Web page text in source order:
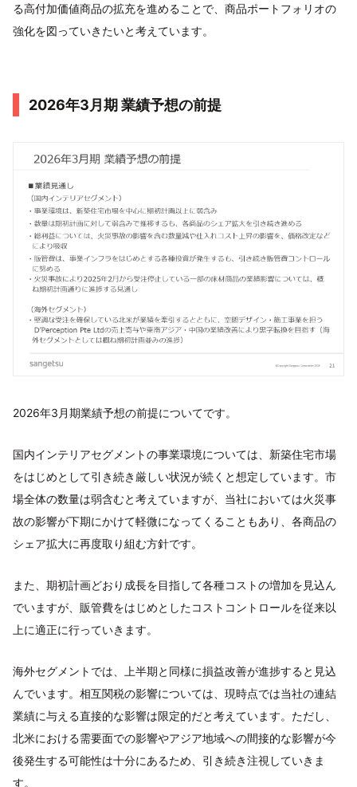
る高付加価値商品の拡充を進めることで、商品ポートフォリオの
強化を図っていきたいと考えています。
2026年3月期 業績予想の前提
2026年3月期業績予想の前提についてです。
国内インテリアセグメントの事業環境については、新築住宅市場
をはじめとして引き続き厳しい状況が続くと想定しています。市
場全体の数量は弱含むと考えていますが、当社においては火災事
故の影響が下期にかけて軽微になってくることもあり、各商品の
シェア拡大に再度取り組む方針です。
また、期初計画どおり成長を目指して各種コストの増加を見込ん
でいますが、販管費をはじめとしたコストコントロールを従来以
上に適正に行っていきます。
海外セグメントでは、上半期と同様に損益改善が進捗すると見込
んでいます。相互関税の影響については、現時点では当社の連結
業績に与える直接的な影響は限定的だと考えています。ただし、
北米における需要面での影響やアジア地域への間接的な影響が今
後発生する可能性は十分にあるため、引き続き注視していきま
す。